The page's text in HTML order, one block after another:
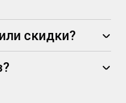
скидки?